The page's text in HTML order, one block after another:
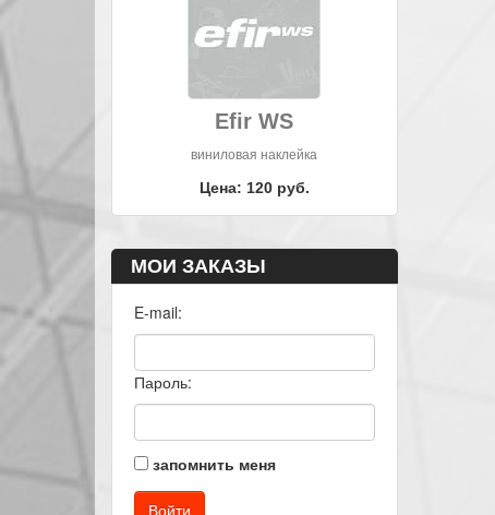
Efir WS
виниловая наклейка
Цена: 120 руб.
МОИ ЗАКАЗЫ
E-mail:
Пароль:
запомнить меня